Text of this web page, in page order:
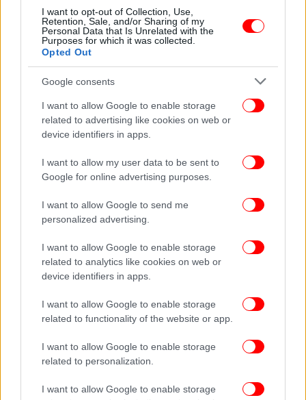
I want to opt-out of Collection, Use,
Retention, Sale, and/or Sharing of my
Personal Data that Is Unrelated with the
Purposes for which it was collected.
Opted Out
Google consents
I want to allow Google to enable storage
related to advertising like cookies on web or
device identifiers in apps.
I want to allow my user data to be sent to
Google for online advertising purposes.
I want to allow Google to send me
personalized advertising.
I want to allow Google to enable storage
related to analytics like cookies on web or
device identifiers in apps.
I want to allow Google to enable storage
related to functionality of the website or app.
I want to allow Google to enable storage
related to personalization.
I want to allow Google to enable storage
Σοφία Φυρού για τη διπλή μαστεκτομή: Έμεινα
για δυο μήνες χωρίς στήθος, ήταν βαρύ [βίντεο]
12/05/2025 12:20
Σοφία Φυρού: Η φωτό με μαγιό μετά τη διπλή
μαστεκτομή -«Δεν χρειάζεται να φοβάστε πως
θα χαθεί η θηλυκότητά σας»